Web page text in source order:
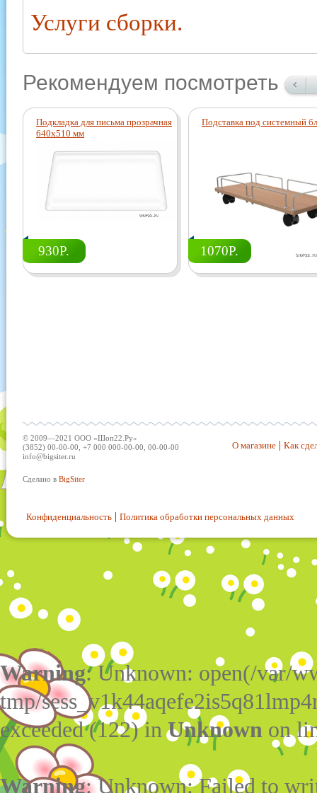
Услуги сборки.
Рекомендуем посмотреть
Подкладка для письма прозрачная
640х510 мм
930Р.
Подставка под системный
1070Р.
© 2009—2021 ООО «Шоп22.Ру»
(3852) 00-00-00, +7 000 000-00-00, 00-00-00
info@bigsiter.ru
Сделано в BigSiter
О магазине Как
Конфиденциальность Политика обработки персональных данных
Warning: Unknown: open(/var/
tmp/
exceeded (122) inUnknown on
Warning: Unknown: Failed to